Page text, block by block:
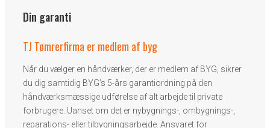
Din garanti
TJ Tømrerfirma er medlem af byg
Når du vælger en håndværker, der er medlem af BYG, sikrer
du dig samtidig BYG’s 5-års garantiordning på den
håndværksmæssige udførelse af alt arbejde til private
forbrugere. Uanset om det er nybygnings-, ombygnings-,
reparations- eller tilbygningsarbejde. Ansvaret for